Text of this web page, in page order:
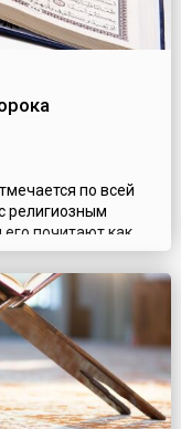
по всей
религиозным
почитают как
эра началась с
году, где он
Коран, святой
сорокалетнем